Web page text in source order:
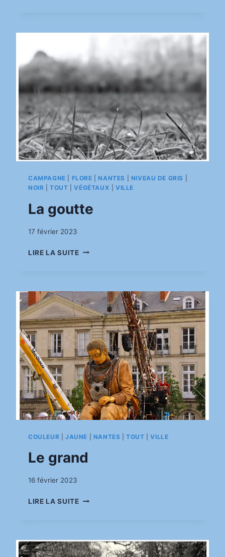
CAMPAGNE FLORE |NANTES NIVEAU DE GRIS
NOIR |TOUT |VÉGÉTAUX VILLE
La goutte
Par
17 février 2023
LIRE LA SUITELA
COULEUR JAUNE NANTES |TOUT |VILLE
Le grand
Par
16 février 2023
LIRE LA SUITELE